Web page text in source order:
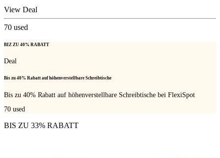
View Deal
70 used
BIZ ZU 40% RABATT
Deal
Bis zu 40% Rabatt auf höhenverstellbare Schreibtische
Bis zu 40% Rabatt auf höhenverstellbare Schreibtische bei FlexiSpot
70 used
BIS ZU 33% RABATT